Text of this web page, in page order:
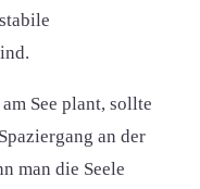
See plant, sollte
an der
man die Seele